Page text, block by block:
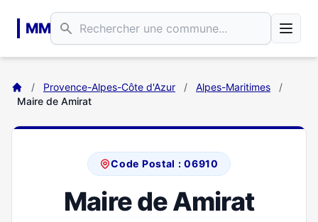
MM
/ Provence-Alpes-Côte d'Azur / Alpes-Maritimes
/
Maire de Amirat
Code Postal : 06910
Maire de Amirat